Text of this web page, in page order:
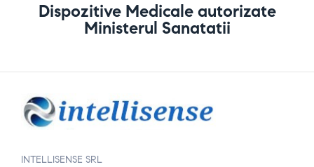
Dispozitive Medicale autorizate
Ministerul Sanatatii
INTELLISENSE SRL